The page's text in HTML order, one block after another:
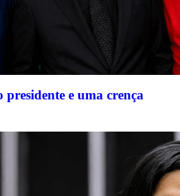
presidente e uma crença